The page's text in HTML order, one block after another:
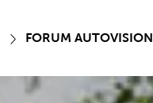
FORUM AUTOVISION